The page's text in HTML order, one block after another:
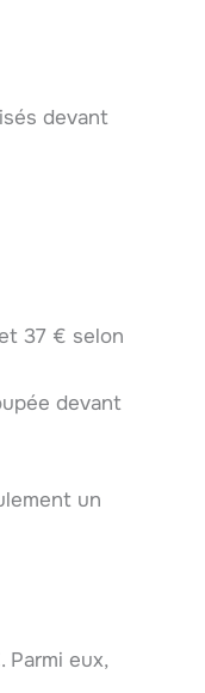
devant
37 € selon
devant
un
eux,